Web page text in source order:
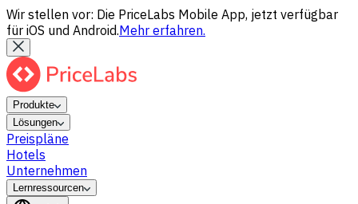
Wir stellen vor: Die PriceLabs Mobile App, jetzt verfügbar
für iOS und Android.Mehr erfahren.
Produkte
Lösungen
Preispläne
Hotels
Unternehmen
Lernressourcen